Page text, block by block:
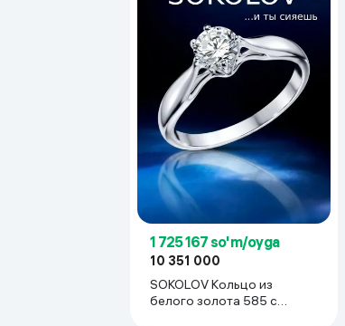
1 725 167 so'm/oyga
10 351 000
SOKOLOV Кольцо из
белого золота 585 с